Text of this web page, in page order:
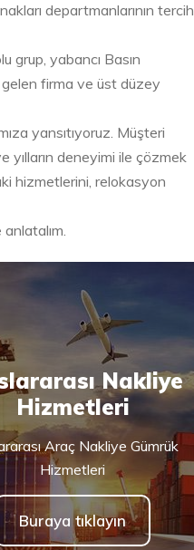
departmanlarının tercih
grup, yabancı Basın
gelen firma ve üst düzey
yansıtıyoruz. Müşteri
deneyimi ile çözmek
hizmetlerini, relokasyon
Nakliye
Hizmetleri
Araç Nakliye Gümrük
Hizmetleri
Buraya tıklayın